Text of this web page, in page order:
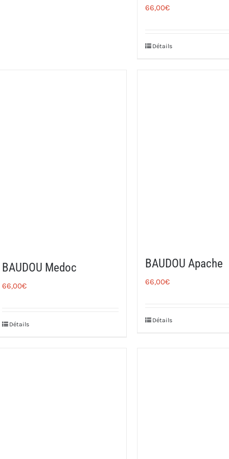
66,00€
Détails
BAUDOU Medoc
66,00€
Détails
BAUDOU Apache
66,00€
Détails